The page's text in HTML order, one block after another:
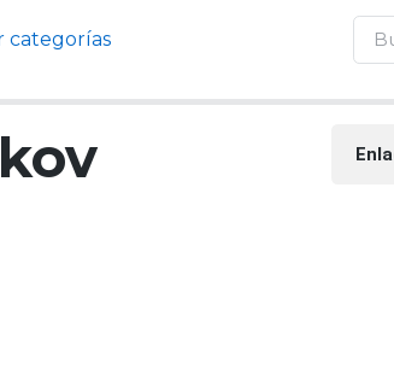
categorías